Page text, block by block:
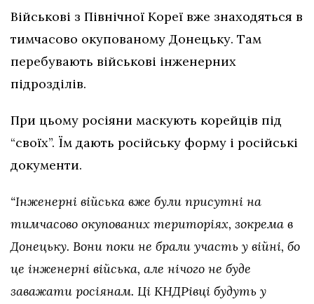
Військові з Північної Кореї вже знаходяться в
тимчасово окупованому Донецьку. Там
перебувають військові інженерних
підрозділів.
При цьому росіяни маскують корейців під
“своїх”. Їм дають російську форму і російські
документи.
“Інженерні війська вже були присутні на
тимчасово окупованих територіях, зокрема в
Донецьку. Вони поки не брали участь у війні, бо
це інженерні війська, але нічого не буде
заважати росіянам. Ці КНДРівці будуть у